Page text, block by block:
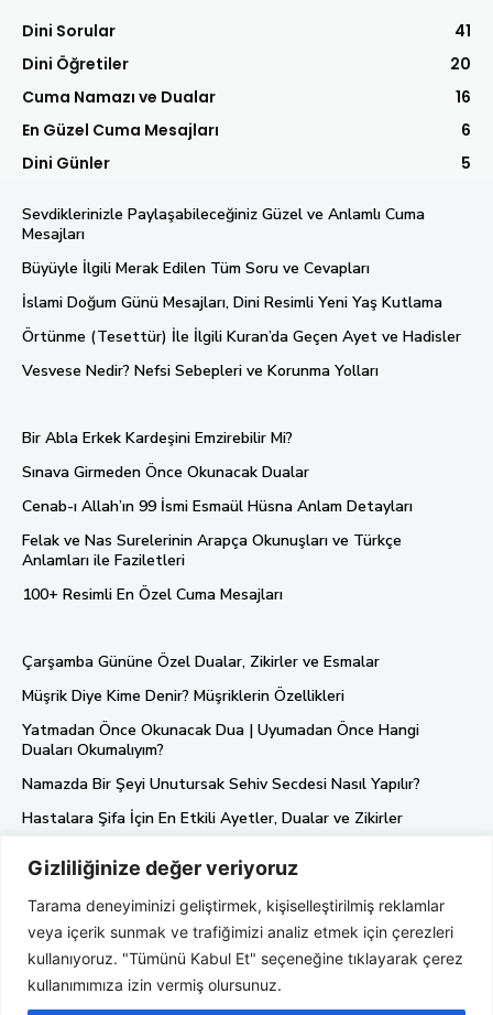
Gizliliğinize değer veriyoruz
Tarama deneyiminizi geliştirmek, kişiselleştirilmiş reklamlar
veya içerik sunmak ve trafiğimizi analiz etmek için çerezleri
kullanıyoruz. "Tümünü Kabul Et" seçeneğine tıklayarak çerez
kullanımımıza izin vermiş olursunuz.
Dini Sorular
41
Dini Öğretiler
20
Cuma Namazı ve Dualar
16
En Güzel Cuma Mesajları
6
Dini Günler
5
Sevdiklerinizle Paylaşabileceğiniz Güzel ve Anlamlı Cuma
Mesajları
Büyüyle İlgili Merak Edilen Tüm Soru ve Cevapları
İslami Doğum Günü Mesajları, Dini Resimli Yeni Yaş Kutlama
Örtünme (Tesettür) İle İlgili Kuran’da Geçen Ayet ve Hadisler
Vesvese Nedir? Nefsi Sebepleri ve Korunma Yolları
Bir Abla Erkek Kardeşini Emzirebilir Mi?
Sınava Girmeden Önce Okunacak Dualar
Cenab-ı Allah’ın 99 İsmi Esmaül Hüsna Anlam Detayları
Felak ve Nas Surelerinin Arapça Okunuşları ve Türkçe
Anlamları ile Faziletleri
100+ Resimli En Özel Cuma Mesajları
Çarşamba Gününe Özel Dualar, Zikirler ve Esmalar
Müşrik Diye Kime Denir? Müşriklerin Özellikleri
Yatmadan Önce Okunacak Dua | Uyumadan Önce Hangi
Duaları Okumalıyım?
Namazda Bir Şeyi Unutursak Sehiv Secdesi Nasıl Yapılır?
Hastalara Şifa İçin En Etkili Ayetler, Dualar ve Zikirler
Gizlilik Politikası
Hakkımızda